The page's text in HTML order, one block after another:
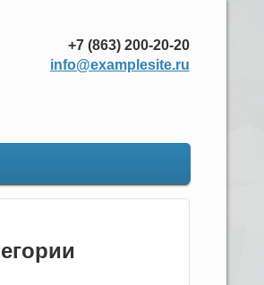
+7 (863) 200-20-20
info@examplesite.ru